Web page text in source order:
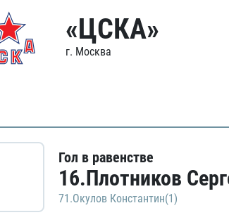
«ЦСКА»
г. Москва
Гол в равенстве
16.Плотников
71.Окулов Константин(1)